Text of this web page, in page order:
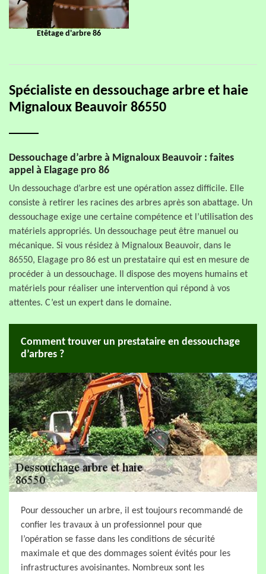
Etêtage d'arbre 86
Spécialiste en dessouchage arbre et haie
Mignaloux Beauvoir 86550
Dessouchage d’arbre à Mignaloux Beauvoir : faites
appel à Elagage pro 86
Un dessouchage d’arbre est une opération assez difficile. Elle
consiste à retirer les racines des arbres après son abattage. Un
dessouchage exige une certaine compétence et l’utilisation des
matériels appropriés. Un dessouchage peut être manuel ou
mécanique. Si vous résidez à Mignaloux Beauvoir, dans le
86550, Elagage pro 86 est un prestataire qui est en mesure de
procéder à un dessouchage. Il dispose des moyens humains et
matériels pour réaliser une intervention qui répond à vos
attentes. C’est un expert dans le domaine.
Comment trouver un prestataire en dessouchage
d’arbres ?
Pour dessoucher un arbre, il est toujours recommandé de
confier les travaux à un professionnel pour que
l’opération se fasse dans les conditions de sécurité
maximale et que des dommages soient évités pour les
infrastructures avoisinantes. Nombreux sont les